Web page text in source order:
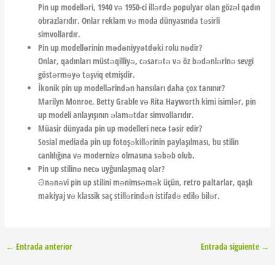
Pin up modelləri, 1940 və 1950-ci illərdə populyar olan gözəl qadın
obrazlarıdır. Onlar reklam və moda dünyasında təsirli
simvollardır.
Pin up modellərinin mədəniyyətdəki rolu nədir?
Onlar, qadınları müstəqilliyə, cəsarətə və öz bədənlərinə sevgi
göstərməyə təşviq etmişdir.
İkonik pin up modellərindən hansıları daha çox tanınır?
Marilyn Monroe, Betty Grable və Rita Hayworth kimi isimlər, pin
up modeli anlayışının əlamətdar simvollarıdır.
Müasir dünyada pin up modelleri necə təsir edir?
Sosial mediada pin up fotoşəkillərinin paylaşılması, bu stilin
canlılığına və modernizə olmasına səbəb olub.
Pin up stilinə necə uyğunlaşmaq olar?
Ənənəvi pin up stilini mənimsəmək üçün, retro paltarlar, qaşlı
makiyaj və klassik saç stillərindən istifadə edilə bilər.
← Entrada anterior Entrada siguiente →